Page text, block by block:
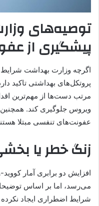
توصیه‌های
پیشگیری از
اگرچه وزارت بهداشت شرایط
پروتکل‌های بهداشتی
مرتب دست‌ها از مهم‌ترین
ویروس جلوگیری کند.
عفونت‌های تنفسی مبتلا
زنگ خطر یا
می‌رسد، اما بر اساس
شرایط اضطراری ایجاد